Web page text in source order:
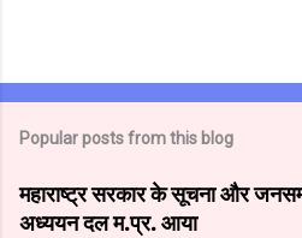
Popular posts from this blog
महाराष्ट्र सरकार के सूचना और
अध्ययन दल म.प्र. आया